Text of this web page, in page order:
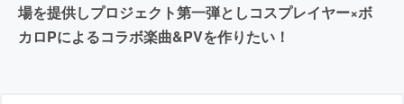
場を提供しプロジェクト第一弾としコスプレイヤー×ボ
カロPによるコラボ楽曲&PVを作りたい！